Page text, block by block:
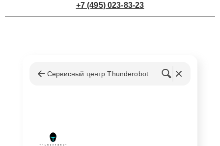
+7 (495) 023-83-23
Сервисный центр Thunderobot